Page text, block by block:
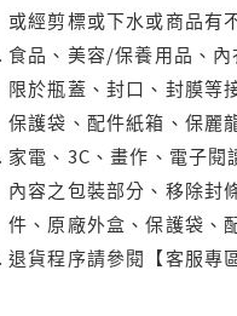
或經剪標或下水或商品有
食品、美容/保養用品、
限於瓶蓋、封口、封膜等
保護袋、配件紙箱、保麗
家電、3C、畫作、電子
內容之包裝部分、移除封
件、原廠外盒、保護袋、
退貨程序請參閱【客服專